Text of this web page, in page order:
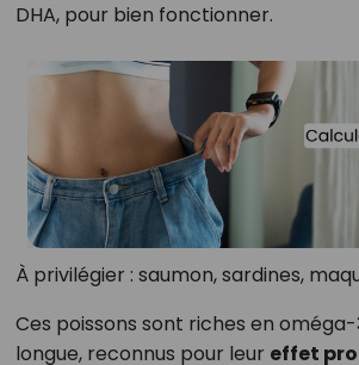
DHA, pour bien fonctionner.
À privilégier : saumon, sardines,
Ces poissons sont riches en
longue, reconnus pour leur effet